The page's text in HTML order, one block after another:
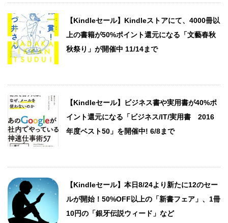
【Kindleセール】Kindleストアにて、4000冊以
上の書籍が50%ポイント還元になる「文藝春秋
秋祭り」が開催中 11/14まで
【Kindleセール】ビジネス書や実用書が40%ポ
イント還元になる「ビジネス/IT/実用書 2016
年度ベスト50」を開催中! 6/8まで
【Kindleセール】本日8/24より新たに12のセー
ルが開始！50%OFF以上の「新書フェア」、1冊
10円の「銀牙伝説ウィード」など